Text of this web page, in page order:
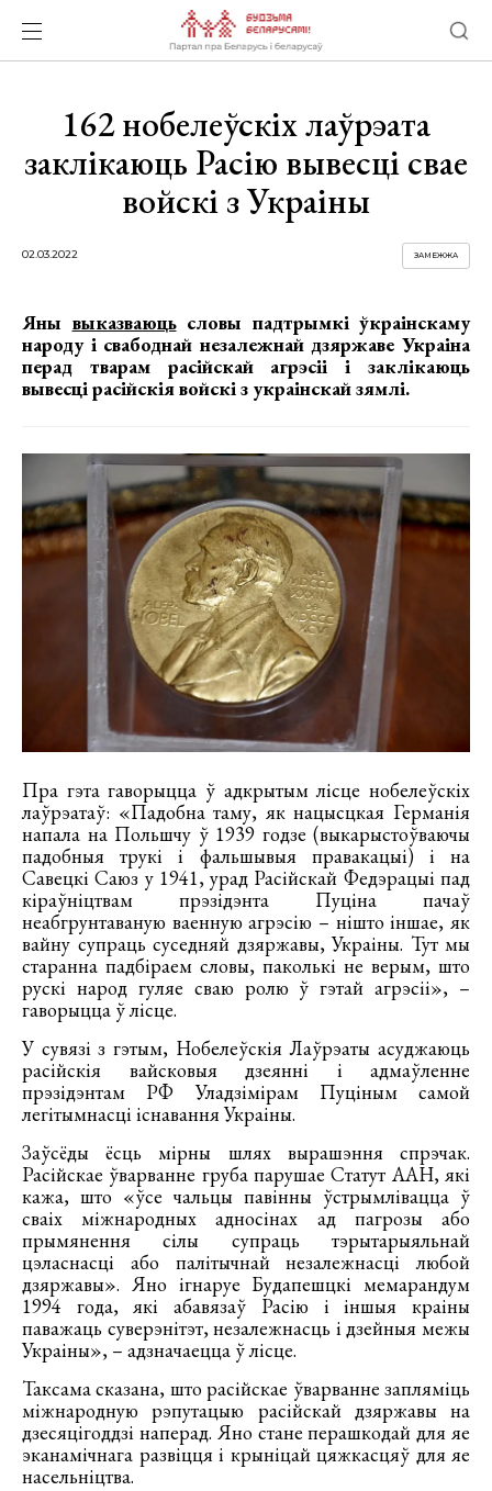
162 нобелеўскіх лаўрэата
заклікаюць Расію вывесці свае
войскі з Украіны
02.03.2022 ЗАМЕЖЖА
Яны выказваюцьсловы падтрымкі ўкраінскаму
народу і свабоднай незалежнай дзяржаве Украіна
перад тварам расійскай агрэсіі і заклікаюць
вывесці расійскія войскі з украінскай зямлі.
Пра гэта гаворыцца ў адкрытым лісце нобелеўскіх
лаўрэатаў: «Падобна таму, як нацысцкая Германія
напала на Польшчу ў 1939 годзе (выкарыстоўваючы
падобныя трукі і фальшывыя правакацыі) і на
Савецкі Саюз у 1941, урад Расійскай Федэрацыі пад
кіраўніцтвам прэзідэнта Пуціна пачаў
неабгрунтаваную ваенную агрэсію – нішто іншае, як
вайну супраць суседняй дзяржавы, Украіны. Тут мы
старанна падбіраем словы, паколькі не верым, што
рускі народ гуляе сваю ролю ў гэтай агрэсіі», –
гаворыцца ў лісце.
У сувязі з гэтым, Нобелеўскія Лаўрэаты асуджаюць
расійскія вайсковыя дзеянні і адмаўленне
прэзідэнтам РФ Уладзімірам Пуціным самой
легітымнасці існавання Украіны.
Заўсёды ёсць мірны шлях вырашэння спрэчак.
Расійскае ўварванне груба парушае Статут ААН, які
кажа, што «ўсе чальцы павінны ўстрымлівацца ў
сваіх міжнародных адносінах ад пагрозы або
прымянення сілы супраць тэрытарыяльнай
цэласнасці або палітычнай незалежнасці любой
дзяржавы». Яно ігнаруе Будапешцкі мемарандум
1994 года, які абавязаў Расію і іншыя краіны
паважаць суверэнітэт, незалежнасць і дзейныя межы
Украіны», – адзначаецца ў лісце.
Таксама сказана, што расійскае ўварванне запляміць
міжнародную рэпутацыю расійскай дзяржавы на
дзесяцігоддзі наперад. Яно стане перашкодай для яе
эканамічнага развіцця і крыніцай цяжкасцяў для яе
насельніцтва.